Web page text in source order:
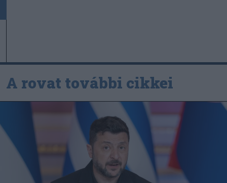
A rovat további cikkei